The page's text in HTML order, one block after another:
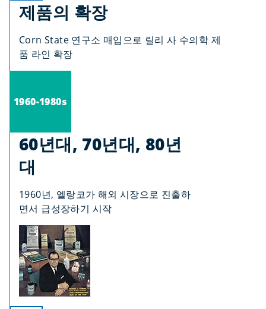
제품의 확장
Corn State 연구소 매입으로 릴리 사 수의학 제
품 라인 확장
1960-1980s
60년대, 70년대, 80년
대
1960년, 엘랑코가 해외 시장으로 진출하
면서 급성장하기 시작